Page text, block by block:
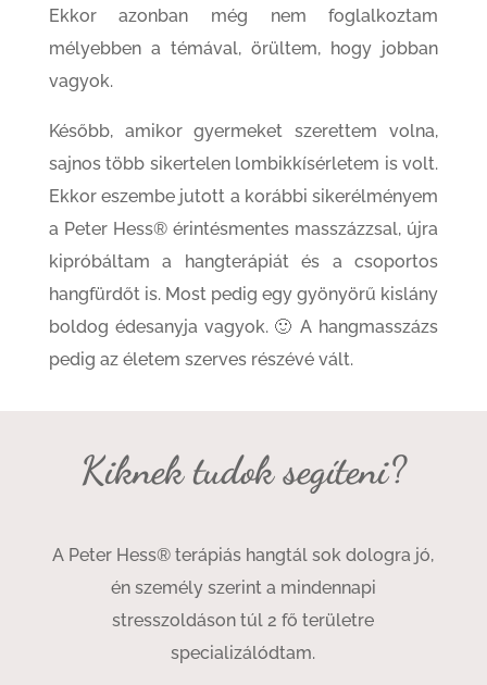
Ekkor azonban még nem foglalkoztam
mélyebben a témával, örültem, hogy jobban
vagyok.
Később, amikor gyermeket szerettem volna,
sajnos több sikertelen lombikkísérletem is volt.
Ekkor eszembe jutott a korábbi sikerélményem
a Peter Hess® érintésmentes masszázzsal, újra
kipróbáltam a hangterápiát és a csoportos
hangfürdőt is. Most pedig egy gyönyörű kislány
boldog édesanyja vagyok. 🙂 A hangmasszázs
pedig az életem szerves részévé vált.
Kiknek tudok segíteni?
A Peter Hess® terápiás hangtál sok dologra jó,
én személy szerint a mindennapi
stresszoldáson túl 2 fő területre
specializálódtam.